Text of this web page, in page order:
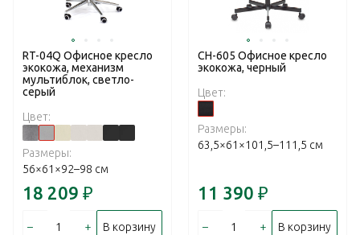
RT-04Q Офисное кресло
экокожа, механизм
мультиблок, светло-
серый
Цвет:
Размеры:
56×61×92–98 см
18 209 ₽
– + В корзину
CH-605 Офисное кресло
экокожа, черный
Цвет:
Размеры:
63,5×61×101,5–111,5 см
11 390 ₽
– + В корзину